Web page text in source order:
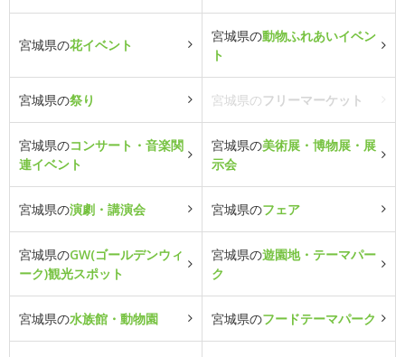
宮城県の花イベント
宮城県の動物ふれあいイベン
ト
宮城県の祭り 宮城県のフリーマーケット
宮城県のコンサート・音楽関
連イベント
宮城県の美術展・博物展・展
示会
宮城県の演劇・講演会 宮城県のフェア
宮城県のGW(ゴールデンウィ
ーク)観光スポット
宮城県の遊園地・テーマパー
ク
宮城県の水族館・動物園 宮城県のフードテーマパーク